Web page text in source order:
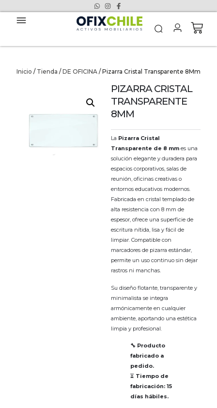
Inicio / Tienda / DE OFICINA/ Pizarra Cristal Transparente 8Mm
PIZARRA CRISTAL
TRANSPARENTE
8MM
La Pizarra Cristal
Transparente de 8 mm es una
solución elegante y duradera para
espacios corporativos, salas de
reunión, oficinas creativas o
entornos educativos modernos.
Fabricada en cristal templado de
alta resistencia con 8 mm de
espesor, ofrece una superficie de
escritura nítida, lisa y fácil de
limpiar. Compatible con
marcadores de pizarra estándar,
permite un uso continuo sin dejar
rastros ni manchas.
Su diseño flotante, transparente y
minimalista se integra
armónicamente en cualquier
ambiente, aportando una estética
limpia y profesional.
🔧 Producto
fabricado a
pedido.
⏳ Tiempo de
fabricación: 15
días hábiles.